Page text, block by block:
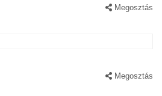
Megosztás
Megosztás